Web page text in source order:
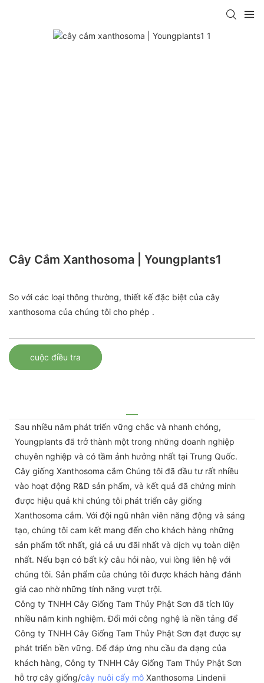
Cây Cắm Xanthosoma | Youngplants1
So với các loại thông thường, thiết kế đặc biệt của cây
xanthosoma của chúng tôi cho phép .
cuộc điều tra
Sau nhiều năm phát triển vững chắc và nhanh chóng,
Youngplants đã trở thành một trong những doanh nghiệp
chuyên nghiệp và có tầm ảnh hưởng nhất tại Trung Quốc.
Cây giống Xanthosoma cắm Chúng tôi đã đầu tư rất nhiều
vào hoạt động R&D sản phẩm, và kết quả đã chứng minh
được hiệu quả khi chúng tôi phát triển cây giống
Xanthosoma cắm. Với đội ngũ nhân viên năng động và sáng
tạo, chúng tôi cam kết mang đến cho khách hàng những
sản phẩm tốt nhất, giá cả ưu đãi nhất và dịch vụ toàn diện
nhất. Nếu bạn có bất kỳ câu hỏi nào, vui lòng liên hệ với
chúng tôi. Sản phẩm của chúng tôi được khách hàng đánh
giá cao nhờ những tính năng vượt trội.
Công ty TNHH Cây Giống Tam Thủy Phật Sơn đã tích lũy
nhiều năm kinh nghiệm. Đổi mới công nghệ là nền tảng để
Công ty TNHH Cây Giống Tam Thủy Phật Sơn đạt được sự
phát triển bền vững. Để đáp ứng nhu cầu đa dạng của
khách hàng, Công ty TNHH Cây Giống Tam Thủy Phật Sơn
hỗ trợ cây giống/cây nuôi cấy mô Xanthosoma Lindenii